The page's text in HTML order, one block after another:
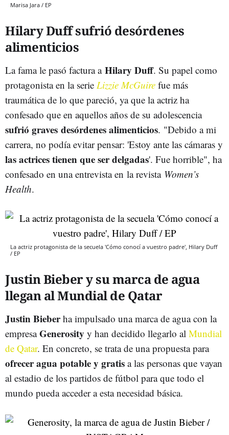
Marisa Jara / EP
Hilary Duff sufrió desórdenes
alimenticios
La fama le pasó factura a Hilary Duff. Su papel como
protagonista en la serie Lizzie McGuire fue más
traumática de lo que pareció, ya que la actriz ha
confesado que en aquellos años de su adolescencia
sufrió graves desórdenes alimenticios. "Debido a mi
carrera, no podía evitar pensar: 'Estoy ante las cámaras y
las actrices tienen que ser delgadas'. Fue horrible", ha
confesado en una entrevista en la revista Women’s
Health.
La actriz protagonista de la secuela 'Cómo conocí a vuestro padre', Hilary Duff
/ EP
Justin Bieber y su marca de agua
llegan al Mundial de Qatar
Justin Bieberha impulsado una marca de agua con la
empresaGenerosity y han decidido llegarlo al Mundial
de Qatar. En concreto, se trata de una propuesta para
ofrecer agua potable y gratis a las personas que vayan
al estadio de los partidos de fútbol para que todo el
mundo pueda acceder a esta necesidad básica.